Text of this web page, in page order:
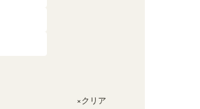
×クリア